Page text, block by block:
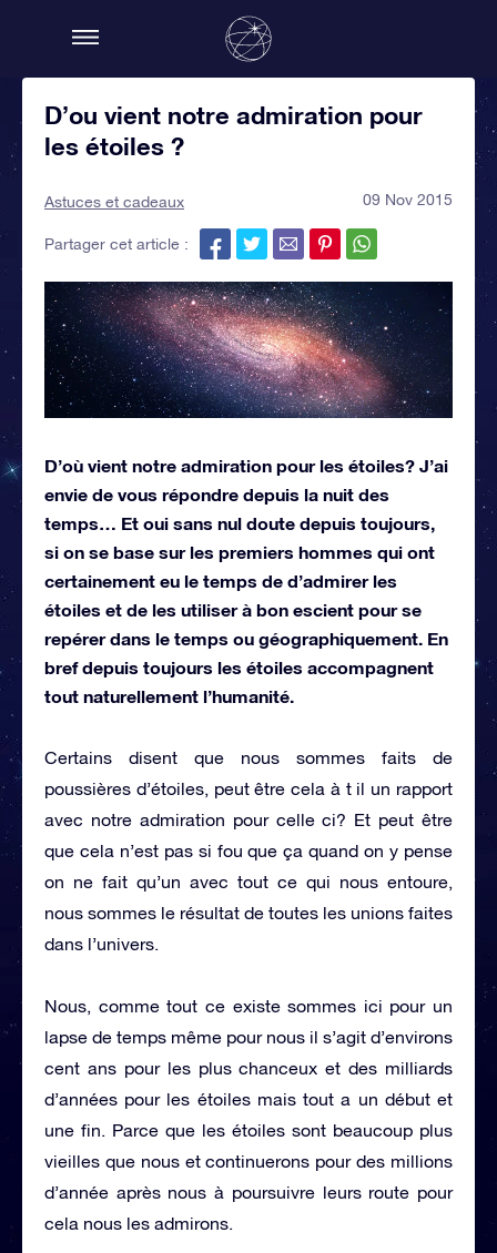
D’ou vient notre admiration pour
les étoiles ?
Astuces et cadeaux 09 Nov 2015
Partager cet article :
D’où vient notre admiration pour les étoiles? J’ai
envie de vous répondre depuis la nuit des
temps… Et oui sans nul doute depuis toujours,
si on se base sur les premiers hommes qui ont
certainement eu le temps de d’admirer les
étoiles et de les utiliser à bon escient pour se
repérer dans le temps ou géographiquement. En
bref depuis toujours les étoiles accompagnent
tout naturellement l’humanité.
Certains disent que nous sommes faits de
poussières d’étoiles, peut être cela à t il un rapport
avec notre admiration pour celle ci? Et peut être
que cela n’est pas si fou que ça quand on y pense
on ne fait qu’un avec tout ce qui nous entoure,
nous sommes le résultat de toutes les unions faites
dans l’univers.
Nous, comme tout ce existe sommes ici pour un
lapse de temps même pour nous il s’agit d’environs
cent ans pour les plus chanceux et des milliards
d’années pour les étoiles mais tout a un début et
une fin. Parce que les étoiles sont beaucoup plus
vieilles que nous et continuerons pour des millions
d’année après nous à poursuivre leurs route pour
cela nous les admirons.